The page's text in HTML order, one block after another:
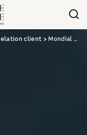
client > Mondial Assistance teste l’IA dans ses centres d’appels